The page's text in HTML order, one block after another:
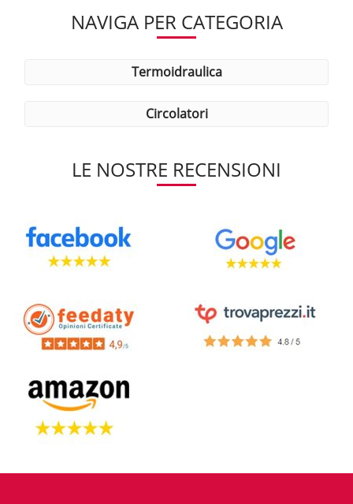
NAVIGA PER CATEGORIA
termoidraulica
circolatori
LE NOSTRE RECENSIONI